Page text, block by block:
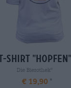
Shirt "Hopfen"
Die Bierothek
€ 19,90